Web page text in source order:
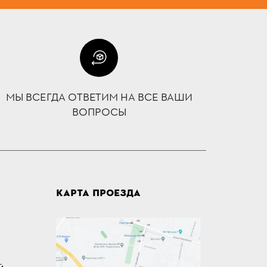
МЫ ВСЕГДА ОТВЕТИМ НА ВСЕ ВАШИ
ВОПРОСЫ
КАРТА ПРОЕЗДА